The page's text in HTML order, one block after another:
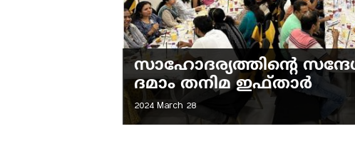
സാഹോദര്യത്തിന്റെ
ദമാം തനിമ ഇഫ്‌താർ
2024 March 28